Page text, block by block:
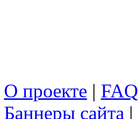
О проекте | FAQ
Баннеры сайта |